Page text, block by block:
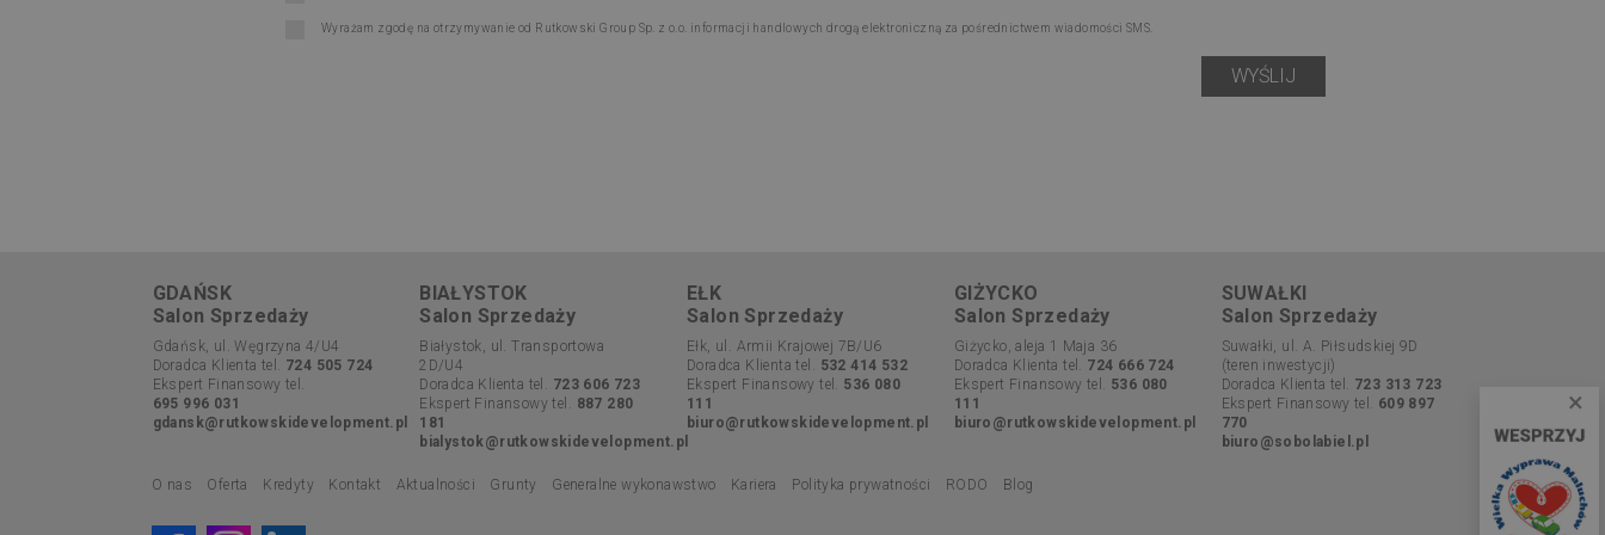
×
Wyrażam zgodę na otrzymywanie od Rutkowski Group Sp. z o.o. informacji handlowych drogą elektroniczną za pośrednictwem wiadomości SMS.
GDAŃSK
Salon Sprzedaży
Gdańsk, ul. Węgrzyna 4/U4
Doradca Klienta tel. 724 505 724
Ekspert Finansowy tel.
695 996 031
gdansk@rutkowskidevelopment.pl
BIAŁYSTOK
Salon Sprzedaży
Białystok, ul. Transportowa
2D/U4
Doradca Klienta tel. 723 606 723
Ekspert Finansowy tel. 887 280
181
bialystok@rutkowskidevelopment.pl
EŁK
Salon Sprzedaży
Ełk, ul. Armii Krajowej 7B/U6
Doradca Klienta tel. 532 414 532
Ekspert Finansowy tel. 536 080
111
biuro@rutkowskidevelopment.pl
GIŻYCKO
Salon Sprzedaży
Giżycko, aleja 1 Maja 36
Doradca Klienta tel. 724 666 724
Ekspert Finansowy tel. 536 080
111
biuro@rutkowskidevelopment.pl
SUWAŁKI
Salon Sprzedaży
Suwałki, ul. A. Piłsudskiej 9D
(teren inwestycji)
Doradca Klienta tel. 723 313 723
Ekspert Finansowy tel. 609 897
770
biuro@sobolabiel.pl
O nas Oferta Kredyty Kontakt Aktualności Grunty Generalne wykonawstwo Kariera Polityka prywatności RODO Blog